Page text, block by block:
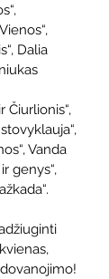
Dalia
Čiurlionis“,
Vanda
genys“,